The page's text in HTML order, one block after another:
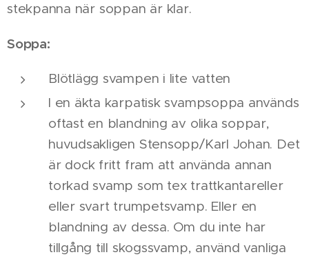
stekpanna när soppan är klar.
Soppa:
Blötlägg svampen i lite vatten
I en äkta karpatisk svampsoppa används
oftast en blandning av olika soppar,
huvudsakligen Stensopp/Karl Johan. Det
är dock fritt fram att använda annan
torkad svamp som tex trattkantareller
eller svart trumpetsvamp. Eller en
blandning av dessa. Om du inte har
tillgång till skogssvamp, använd vanliga